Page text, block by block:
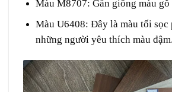
Màu M8707: Gần giống màu gỗ
Màu U6408: Đây là màu tối sọc
những người yêu thích màu đậm.